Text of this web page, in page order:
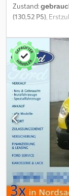
Zustand:
(130,52 PS),
Automatisch,
Ausstattung:
Klimaanlage,
Zwischenverkauf
AUSSTATTUNG
und anklappbar -
Außenleuchte
Leuchten im
Paket 10 -
Regensensor -
Assistent, aktiv
Müdigkeitswarner
Fahrspurhalte-
Sensor -
Bildübertragung